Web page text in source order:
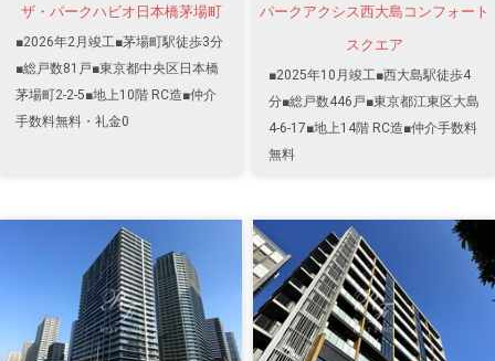
ザ・パークハビオ日本橋茅場町
■2026年2月竣工■茅場町駅徒歩3分
■総戸数81戸■東京都中央区日本橋
茅場町2-2-5■地上10階 RC造■仲介
手数料無料・礼金0
パークアクシス西大島コンフォート
スクエア
■2025年10月竣工■西大島駅徒歩4
分■総戸数446戸■東京都江東区大島
4-6-17■地上14階 RC造■仲介手数料
無料